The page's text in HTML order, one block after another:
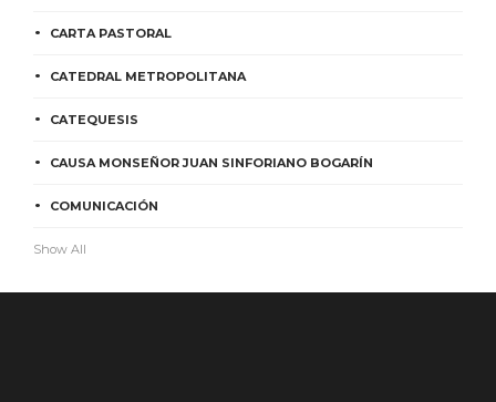
CARTA PASTORAL
CATEDRAL METROPOLITANA
CATEQUESIS
CAUSA MONSEÑOR JUAN SINFORIANO BOGARÍN
COMUNICACIÓN
Show All